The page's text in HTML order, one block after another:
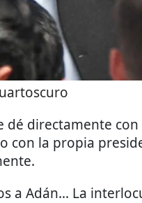
dé directamente
con la propia
a Adán... La